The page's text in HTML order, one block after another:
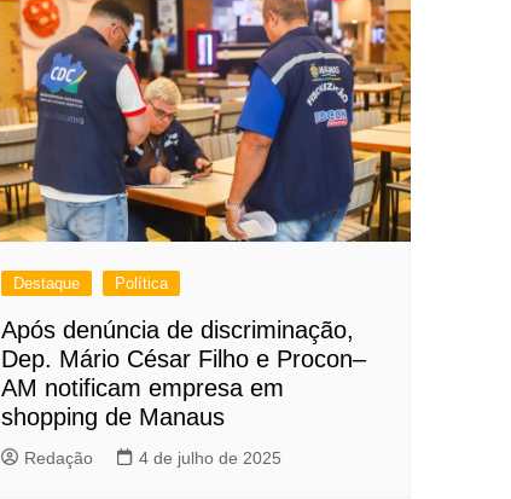
Destaque Política
Após denúncia de discriminação,
Dep. Mário César Filho e Procon–
AM notificam empresa em
shopping de Manaus
Redação 4 de julho de 2025